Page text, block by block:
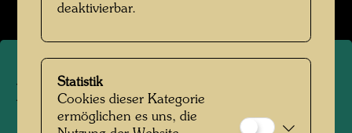
Hundertwasser in den
1960er-Jahren
deaktivierbar.
Statistik
Cookies dieser Kategorie
ermöglichen es uns, die